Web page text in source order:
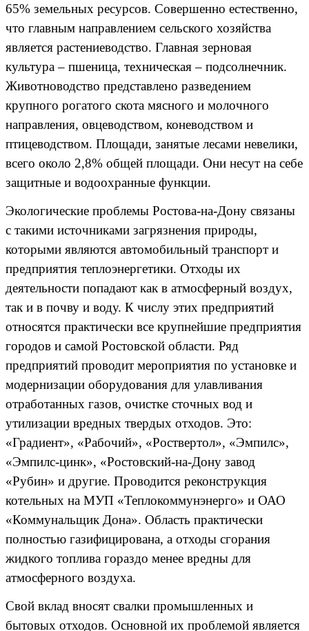
65% земельных ресурсов. Совершенно естественно,
что главным направлением сельского хозяйства
является растениеводство. Главная зерновая
культура – пшеница, техническая – подсолнечник.
Животноводство представлено разведением
крупного рогатого скота мясного и молочного
направления, овцеводством, коневодством и
птицеводством. Площади, занятые лесами невелики,
всего около 2,8% общей площади. Они несут на себе
защитные и водоохранные функции.
Экологические проблемы Ростова-на-Дону связаны
с такими источниками загрязнения природы,
которыми являются автомобильный транспорт и
предприятия теплоэнергетики. Отходы их
деятельности попадают как в атмосферный воздух,
так и в почву и воду. К числу этих предприятий
относятся практически все крупнейшие предприятия
городов и самой Ростовской области. Ряд
предприятий проводит мероприятия по установке и
модернизации оборудования для улавливания
отработанных газов, очистке сточных вод и
утилизации вредных твердых отходов. Это:
«Градиент», «Рабочий», «Роствертол», «Эмпилс»,
«Эмпилс-цинк», «Ростовский-на-Дону завод
«Рубин» и другие. Проводится реконструкция
котельных на МУП «Теплокоммунэнерго» и ОАО
«Коммунальщик Дона». Область практически
полностью газифицирована, а отходы сгорания
жидкого топлива гораздо менее вредны для
атмосферного воздуха.
Свой вклад вносят свалки промышленных и
бытовых отходов. Основной их проблемой является